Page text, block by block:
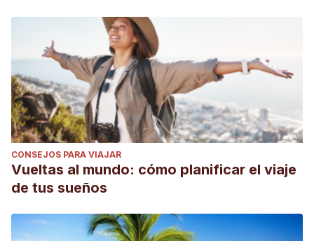
CONSEJOS PARA VIAJAR
Vueltas al mundo: cómo planificar el viaje
de tus sueños